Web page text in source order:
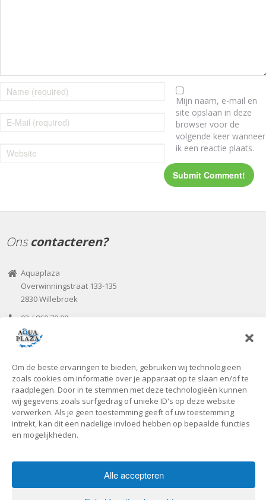
Om de beste ervaringen te bieden, gebruiken wij technologieën
zoals cookies om informatie over je apparaat op te slaan en/of te
raadplegen. Door in te stemmen met deze technologieën kunnen
wij gegevens zoals surfgedrag of unieke ID's op deze website
verwerken. Als je geen toestemming geeft of uw toestemming
intrekt, kan dit een nadelige invloed hebben op bepaalde functies
en mogelijkheden.
Alle accepteren
Mijn naam, e-mail en
site opslaan in deze
browser voor de
volgende keer wanneer
ik een reactie plaats.
Onscontacteren?
Aquaplaza
Overwinningstraat 133-135
2830 Willebroek
03 / 860 70 00
03 / 866 07 82
aquaplaza@seniorplaza.be
Onzeopeningsuren
Voorlopig zijn we uitsluitend open tijdens de kantooruren of op
individuele vraag!
Privacybeleid